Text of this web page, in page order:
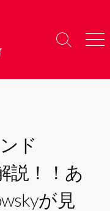
検
り
メ
ー
ド
説！！あ
が見